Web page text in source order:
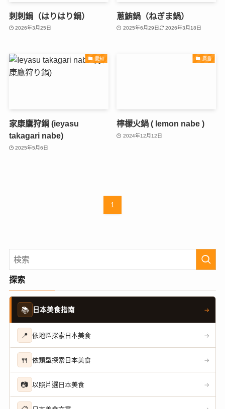
刺刺鍋（はりはり鍋）
2026年3月25日
蔥鮪鍋（ねぎま鍋）
2025年6月29日 2026年3月18日
愛知
家康鷹狩鍋 (ieyasu
takagari nabe)
2025年5月6日
廣島
檸檬火鍋 ( lemon nabe )
2024年12月12日
1
探索
📚 日本美食指南 →
📍 依地區探索日本美食 →
🍴 依類型探索日本美食 →
📷 以照片選日本美食 →